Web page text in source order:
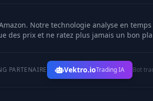
Notre technologie analyse en
des prix et ne ratez plus jamais un bon
PARTENAIRE Vektro.ioTrading IA Bot